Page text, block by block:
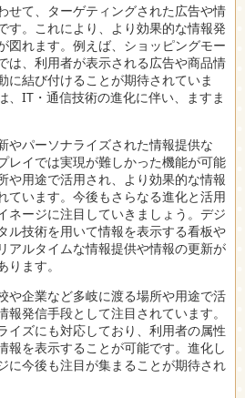
せて、ターゲティングされた広告や情
す。これにより、より効果的な情報発
図れます。例えば、ショッピングモー
は、利用者が表示される広告や商品情
に結び付けることが期待されていま
、IT・通信技術の進化に伴い、ますま
やパーソナライズされた情報提供な
レイでは実現が難しかった機能が可能
や用途で活用され、より効果的な情報
ています。今後もさらなる進化と活用
ネージに注目していきましょう。デジ
ル技術を用いて情報を表示する看板や
アルタイムな情報提供や情報の更新が
ます。
や企業など多岐に渡る場所や用途で活
報発信手段として注目されています。
イズにも対応しており、利用者の属性
報を表示することが可能です。進化し
に今後も注目が集まることが期待され